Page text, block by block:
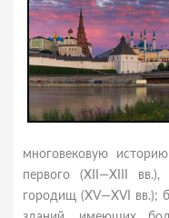
многовековую
первого (XII—XIII вв.),
городищ (XV—XVI вв.);